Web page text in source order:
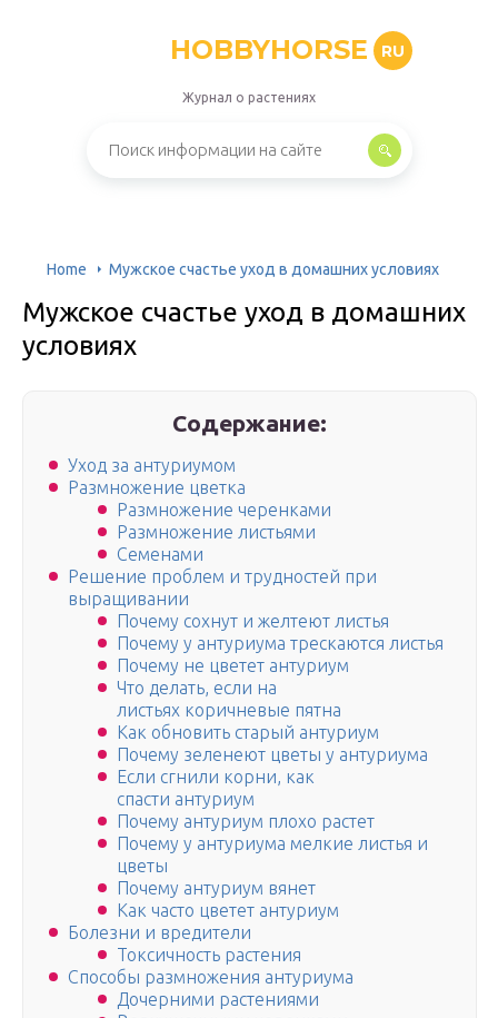
HOBBYHORSE RU
Журнал о растениях
Home Мужское счастье уход в домашних условиях
Мужское счастье уход в домашних
условиях
Содержание:
Уход за антуриумом
Размножение цветка
Размножение черенками
Размножение листьями
Семенами
Решение проблем и трудностей при
выращивании
Почему сохнут и желтеют листья
Почему у антуриума трескаются листья
Почему не цветет антуриум
Что делать, если на
листьях коричневые пятна
Как обновить старый антуриум
Почему зеленеют цветы у антуриума
Если сгнили корни, как
спасти антуриум
Почему антуриум плохо растет
Почему у антуриума мелкие листья и
цветы
Почему антуриум вянет
Как часто цветет антуриум
Болезни и вредители
Токсичность растения
Способы размножения антуриума
Дочерними растениями